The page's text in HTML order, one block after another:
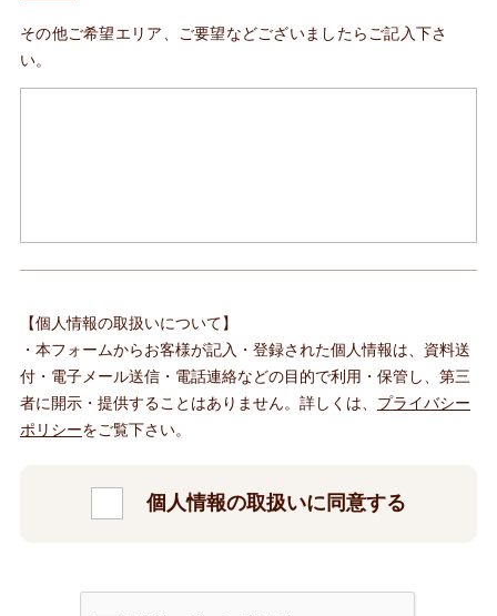
その他ご希望エリア、ご要望などございましたらご記入下さ
い。
【個人情報の取扱いについて】
・本フォームからお客様が記入・登録された個人情報は、資料送
付・電子メール送信・電話連絡などの目的で利用・保管し、第三
者に開示・提供することはありません。詳しくは、 プライバシー
ポリシーをご覧下さい。
個人情報の取扱いに同意する